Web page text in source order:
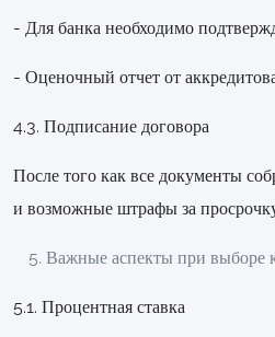
- Для банка необходимо
- Оценочный отчет от
4.3. Подписание договора
После того как все документы
и возможные штрафы за
Важные аспекты при выборе
5.1. Процентная ставка